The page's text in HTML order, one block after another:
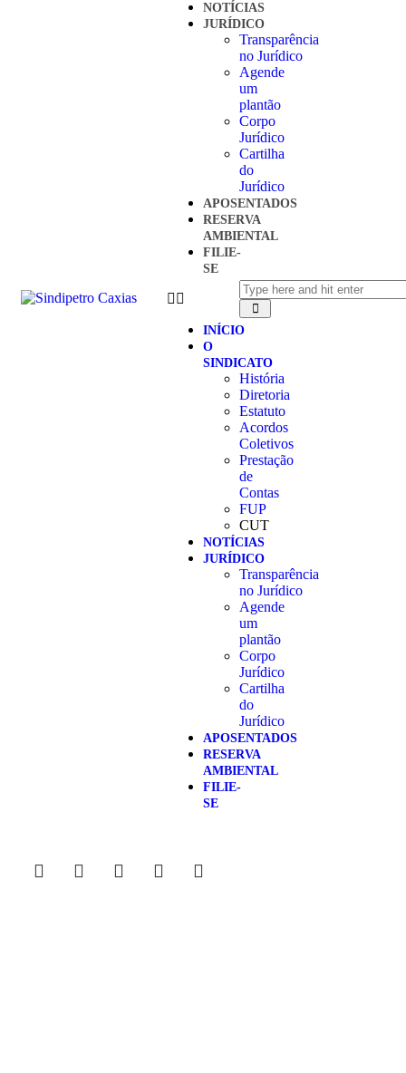
NOTÍCIAS
JURÍDICO
Transparência
no Jurídico
Agende
um
plantão
Corpo
Jurídico
Cartilha
do
Jurídico
APOSENTADOS
RESERVA
AMBIENTAL
FILIE-
SE
INÍCIO
O
SINDICATO
História
Diretoria
Estatuto
Acordos
Coletivos
Prestação
de
Contas
FUP
CUT
NOTÍCIAS
JURÍDICO
Transparência
no Jurídico
Agende
um
plantão
Corpo
Jurídico
Cartilha
do
Jurídico
APOSENTADOS
RESERVA
AMBIENTAL
FILIE-
SE